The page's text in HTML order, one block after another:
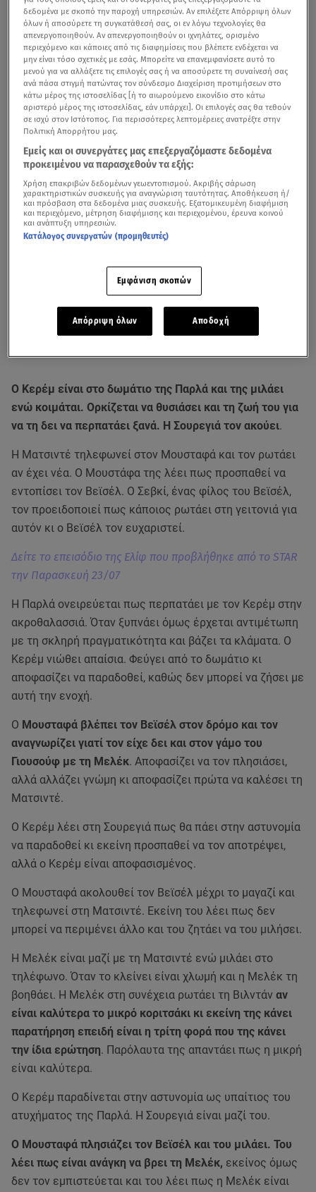
Ο Κερέμ είναι στο δωμάτιο της Παρλά και της μιλάει
ενώ κοιμάται. Ορκίζεται να θυσιάσει και τη ζωή του για
να τη δει να περπατάει ξανά. Η Σουρεγιά τον ακούει.
Η Ματσιντέ τηλεφωνεί στον Μουσταφά και τον ρωτάει
αν έχει νέα. Ο Μουστάφα της λέει πως προσπαθεί να
εντοπίσει τον Βεϊσέλ. Ο Σεβκί, ένας φίλος του Βεϊσέλ,
τον προειδοποιεί πως κάποιος ρωτάει στη γειτονιά για
αυτόν κι ο Βεϊσέλ τον ευχαριστεί.
Δείτε το επεισόδιο της Ελίφ που προβλήθηκε από το STAR
την Παρασκευή 23/07
Η Παρλά ονειρεύεται πως περπατάει με τον Κερέμ στην
ακροθαλασσιά. Όταν ξυπνάει όμως έρχεται αντιμέτωπη
με τη σκληρή πραγματικότητα και βάζει τα κλάματα. Ο
Κερέμ νιώθει απαίσια. Φεύγει από το δωμάτιο κι
αποφασίζει να παραδοθεί, καθώς δεν μπορεί να ζήσει με
αυτή την ενοχή.
Ο Μουσταφά βλέπει τον Βεϊσέλ στον δρόμο και τον
αναγνωρίζει γιατί τον είχε δει και στον γάμο του
Γιουσούφ με τη Μελέκ. Αποφασίζει να τον πλησιάσει,
αλλά αλλάζει γνώμη κι αποφασίζει πρώτα να καλέσει τη
Ματσιντέ.
Ο Κερέμ λέει στη Σουρεγιά πως θα πάει στην αστυνομία
να παραδοθεί κι εκείνη προσπαθεί να τον αποτρέψει,
αλλά ο Κερέμ είναι αποφασισμένος.
Ο Μουσταφά ακολουθεί τον Βεϊσέλ μέχρι το μαγαζί και
τηλεφωνεί στη Ματσιντέ. Εκείνη του λέει πως δεν
μπορεί να περιμένει άλλο και του ζητάει να του μιλήσει.
Η Μελέκ είναι μαζί με τη Ματσιντέ ενώ μιλάει στο
τηλέφωνο. Όταν το κλείνει είναι χλωμή και η Μελέκ τη
βοηθάει. Η Μελέκ στη συνέχεια ρωτάει τη Βιλντάν αν
είναι καλύτερα το μικρό κοριτσάκι κι εκείνη της κάνει
παρατήρηση επειδή είναι η τρίτη φορά που της κάνει
την ίδια ερώτηση. Παρόλαυτα της απαντάει πως η μικρή
είναι καλύτερα.
Ο Κερέμ παραδίνεται στην αστυνομία ως υπαίτιος του
ατυχήματος της Παρλά. Η Σουρεγιά είναι μαζί του.
Ο Μουσταφά πλησιάζει τον Βεϊσέλ και του μιλάει. Του
λέει πως είναι ανάγκη να βρει τη Μελέκ, εκείνος όμως
δεν τον εμπιστεύεται και του λέει πως η Μελέκ είναι
δεδομένα με σκοπό την παροχή υπηρεσιών. Αν επιλέξετε Απόρριψη όλων
όλων ή αποσύρετε τη συγκατάθεσή σας, οι εν λόγω τεχνολογίες θα
απενεργοποιηθούν. Αν απενεργοποιηθούν οι ιχνηλάτες, ορισμένο
περιεχόμενο και κάποιες από τις διαφημίσεις που βλέπετε ενδέχεται να
μην είναι τόσο σχετικές με εσάς. Μπορείτε να επανεμφανίσετε αυτό το
μενού για να αλλάξετε τις επιλογές σας ή να αποσύρετε τη συναίνεσή σας
ανά πάσα στιγμή πατώντας τον σύνδεσμο Διαχείριση προτιμήσεων στο
κάτω μέρος της ιστοσελίδας [ή το αιωρούμενο εικονίδιο στο κάτω
αριστερό μέρος της ιστοσελίδας, εάν υπάρχει]. Οι επιλογές σας θα τεθούν
σε ισχύ στον Ιστότοπος. Για περισσότερες λεπτομέρειες ανατρέξτε στην
Πολιτική Απορρήτου μας.
Εμείς και οι συνεργάτες μας επεξεργαζόμαστε δεδομένα
προκειμένου να παρασχεθούν τα εξής:
Χρήση επακριβών δεδομένων γεωεντοπισμού. Ακριβής σάρωση
χαρακτηριστικών συσκευής για αναγνώριση ταυτότητας. Αποθήκευση ή/
και πρόσβαση στα δεδομένα μιας συσκευής. Εξατομικευμένη διαφήμιση
και περιεχόμενο, μέτρηση διαφήμισης και περιεχομένου, έρευνα κοινού
και ανάπτυξη υπηρεσιών.
Κατάλογος συνεργατών (προμηθευτές)
Εμφάνιση σκοπών
Απόρριψη όλων Αποδοχή